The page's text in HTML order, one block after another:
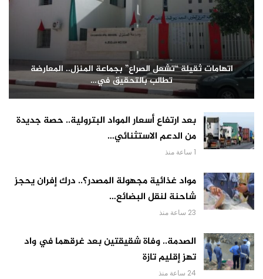
اتهامات ثقيلة “تشعل الصراع” بجماعة المنزل.. المعارضة
تطالب بالتحقيق في…
بعد ارتفاع أسعار المواد البترولية.. حصة جديدة
من الدعم الاستثنائي…
1 ساعة منذ
مواد غذائية مجهولة المصدر؟.. درك إفران يحجز
شاحنة لنقل البضائع…
23 ساعة منذ
الصدمة.. وفاة شقيقتين بعد غرقهما في واد
تهز إقليم تازة
24 ساعة منذ